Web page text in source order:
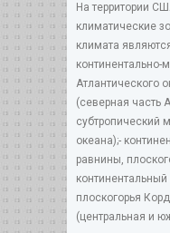
На территории
климатические
климата
континентально-
Атлантического
(северная часть
субтропический
океана);-
равнины,
плоскогорья
(центральная и